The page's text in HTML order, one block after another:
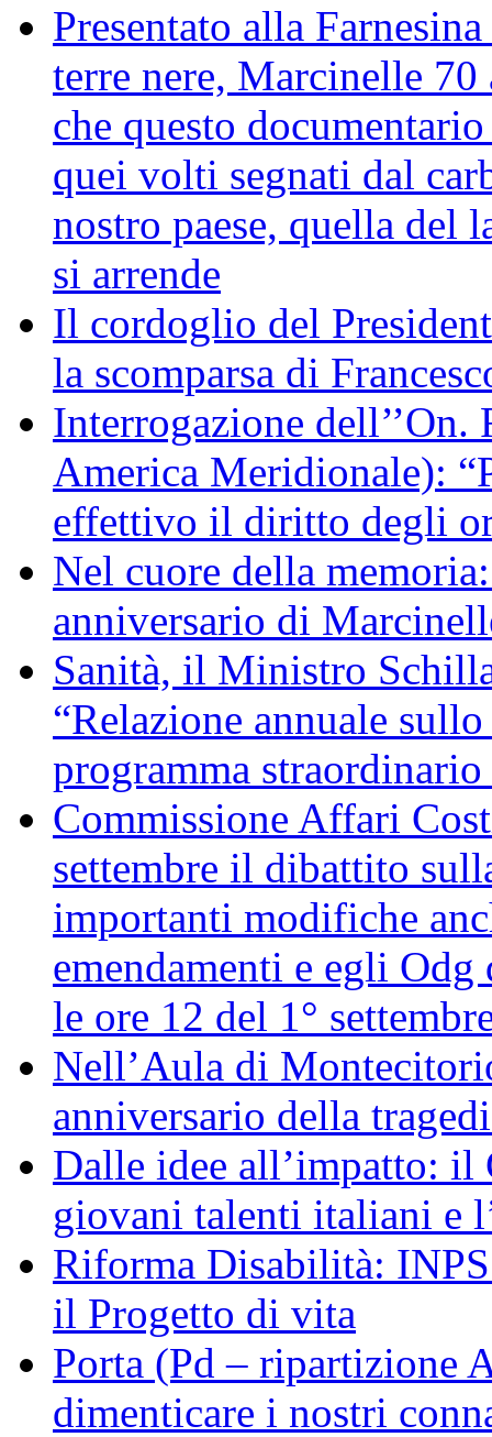
Presentato alla
terre nere, Marcinelle
che questo
quei volti segnati dal
nostro paese, quella del
si arrende
Il cordoglio del
la scomparsa di
Interrogazione
America Meridionale):
effettivo il diritto degli
Nel cuore della
anniversario di
Sanità, il Ministro
“Relazione annuale
programma
Commissione Affari
settembre il dibattito
importanti modifiche
emendamenti e egli Odg
le ore 12 del 1°
Nell’Aula di
anniversario della
Dalle idee all’impatto: il
giovani talenti italiani e
Riforma Disabilità:
il Progetto di vita
Porta (Pd – ripartizione
dimenticare i nostri